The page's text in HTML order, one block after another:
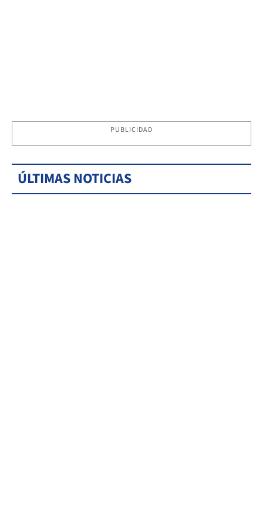
PUBLICIDAD
ÚLTIMAS NOTICIAS